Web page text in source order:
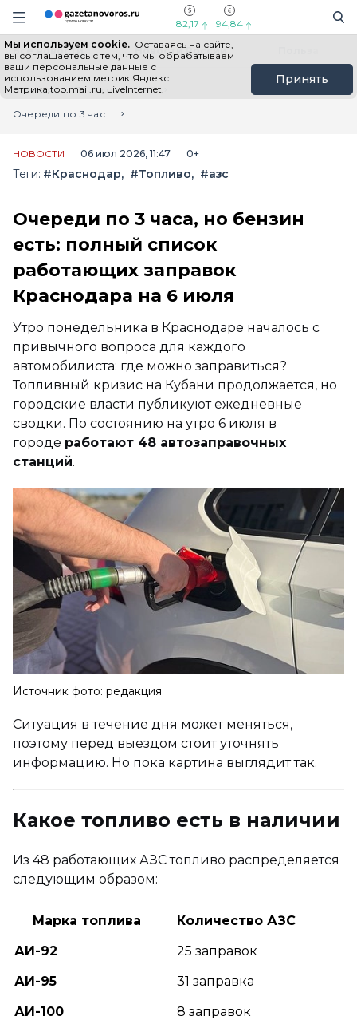
Информационный портал "ГазетаНоворос.ру"
Навигация сайта
82,17 94,84
Мы используем cookie. Оставаясь на сайте,
вы соглашаетесь с тем, что мы обрабатываем
ваши персональные данные с
использованием метрик Яндекс
Метрика,top.mail.ru, LiveInternet.
Принять
Все новости Новости России
Главная
Лента новостей
Очереди по 3 часа, но бензин есть: полный список работающих заправок Краснодара на 6 июля
НОВОСТИ 06 июл 2026, 11:47 0+
Теги: #Краснодар #Топливо #азс
Очереди по 3 часа, но бензин
есть: полный список
работающих заправок
Краснодара на 6 июля
Утро понедельника в Краснодаре началось с
привычного вопроса для каждого
автомобилиста: где можно заправиться?
Топливный кризис на Кубани продолжается, но
городские власти публикуют ежедневные
сводки. По состоянию на утро 6 июля в
городе работают 48 автозаправочных
станций.
Источник фото: редакция
Ситуация в течение дня может меняться,
поэтому перед выездом стоит уточнять
информацию. Но пока картина выглядит так.
Какое топливо есть в наличии
Из 48 работающих АЗС топливо распределяется
следующим образом:
Марка топлива
Количество АЗС
АИ-92
25 заправок
АИ-95
31 заправка
АИ-100
8 заправок